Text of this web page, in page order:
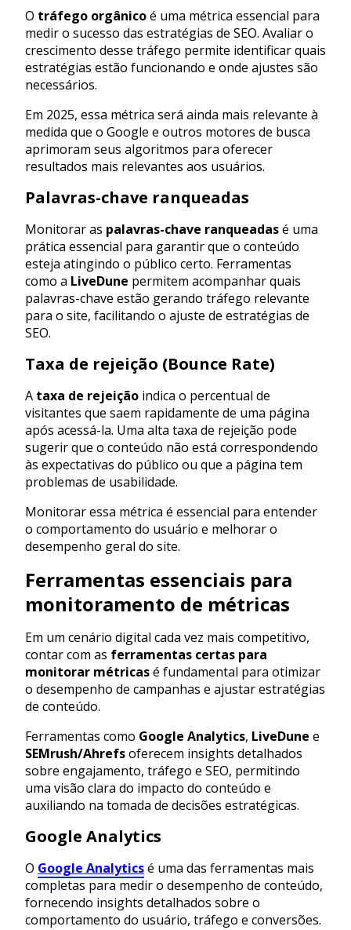
O tráfego orgânicoé uma métrica essencial para
medir o sucesso das estratégias de SEO. Avaliar o
crescimento desse tráfego permite identificar quais
estratégias estão funcionando e onde ajustes são
necessários.
Em 2025, essa métrica será ainda mais relevante à
medida que o Google e outros motores de busca
aprimoram seus algoritmos para oferecer
resultados mais relevantes aos usuários.
Palavras-chave ranqueadas
Monitorar as palavras-chave ranqueadasé uma
prática essencial para garantir que o conteúdo
esteja atingindo o público certo. Ferramentas
como a LiveDune permitem acompanhar quais
palavras-chave estão gerando tráfego relevante
para o site, facilitando o ajuste de estratégias de
SEO.
Taxa de rejeição (Bounce Rate)
A taxa de rejeição indica o percentual de
visitantes que saem rapidamente de uma página
após acessá-la. Uma alta taxa de rejeição pode
sugerir que o conteúdo não está correspondendo
às expectativas do público ou que a página tem
problemas de usabilidade.
Monitorar essa métrica é essencial para entender
o comportamento do usuário e melhorar o
desempenho geral do site.
Ferramentas essenciais para
monitoramento de métricas
Em um cenário digital cada vez mais competitivo,
contar com as ferramentas certas para
monitorar métricasé fundamental para otimizar
o desempenho de campanhas e ajustar estratégias
de conteúdo.
Ferramentas como Google Analytics, LiveDune e
SEMrush/Ahrefsoferecem insights detalhados
sobre engajamento, tráfego e SEO, permitindo
uma visão clara do impacto do conteúdo e
auxiliando na tomada de decisões estratégicas.
Google Analytics
O Google Analyticsé uma das ferramentas mais
completas para medir o desempenho de conteúdo,
fornecendo insights detalhados sobre o
comportamento do usuário, tráfego e conversões.